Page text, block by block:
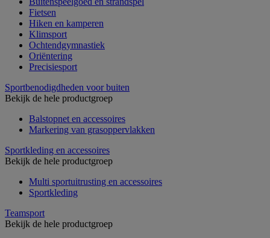
Fietsen
Hiken en kamperen
Klimsport
Ochtendgymnastiek
Oriëntering
Precisiesport
Sportbenodigdheden voor buiten
Bekijk de hele productgroep
Balstopnet en accessoires
Markering van grasoppervlakken
Sportkleding en accessoires
Bekijk de hele productgroep
Multi sportuitrusting en accessoires
Sportkleding
Teamsport
Bekijk de hele productgroep